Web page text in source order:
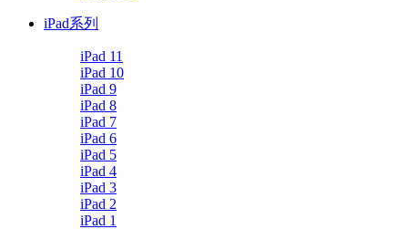
iPad系列
iPad 11
iPad 10
iPad 9
iPad 8
iPad 7
iPad 6
iPad 5
iPad 4
iPad 3
iPad 2
iPad 1